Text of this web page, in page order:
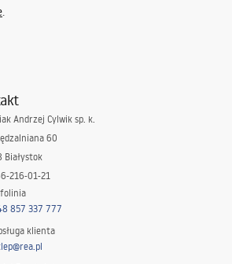
.
Andrzej Cylwik sp. k.
60
Białystok
216-01-21
857 337 777
klienta